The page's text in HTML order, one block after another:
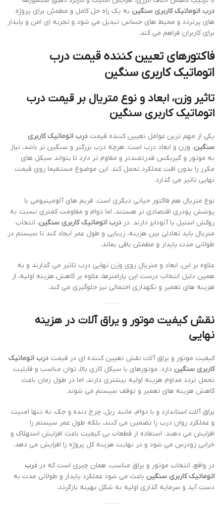
درب اتوماتیک کاربری سنگین به یک راه حل کامل و مطمئن برای پروژه
های پرتردد و محیط های حساس تبدیل می شود و تجربه ای امن و پایدار
برای کاربران فراهم می کند.
فاکتورهای تعیین کننده قیمت درب
اتوماتیک کاربری سنگین
تاثیر وزن، ابعاد و نوع متریال بر قیمت درب
اتوماتیک کاربری سنگین
یکی از مهم ترین عوامل تعیین کننده قیمت درب اتوماتیک کاربری
سنگین، وزن و ابعاد درب است. هرچه درب بزرگتر و سنگین تر باشد، نیاز
به موتور و گیربکس قدرتمندتر و مقاوم تر دارد تا بتواند سیکل های
مکرر را بدون افت عملکرد تحمل کند. این موضوع مستقیما روی قیمت
نهایی تاثیر می گذارد.
نوع متریال هم فاکتور حیاتی دیگری است. فریم های آلومینیومی با
پوشش پودری اقتصادی تر هستند، اما دوام و مقاومت کمتری نسبت به
روکش استیل یا آنودایز دارند. در درب اتوماتیک کاربری سنگین، انتخاب
متریال باید تعادلی بین هزینه، زیبایی و طول عمر ایجاد کند تا سیستم در
طولانی مدت پایدار و مطمئن باقی بماند.
علاوه بر این، ابعاد و متریال روی وزن نهایی درب تاثیر می گذارند و به
همین دلیل انتخاب درست این پارامترها، علاوه بر کاهش هزینه اولیه، از
هزینه های تعمیر و نگهداری احتمالی نیز جلوگیری می کند.
نقش کیفیت موتور و یراق آلات در هزینه
نهایی
کیفیت موتور و یراق آلات نقش تعیین کننده ای در قیمت درب اتوماتیک
کاربری سنگین دارد. موتورهای با سیکل کاری بالا، توان مناسب و قابلیت
تحمل تردد مداوم هزینه اولیه بیشتری دارند، اما در طول زمان باعث
کاهش هزینه های تعمیر و توقف سیستم می شوند.
یراق آلات استاندارد و با دوام، مانند ریل، چرخ دنده و جک، نه تنها امنیت
و عملکرد روان درب را تضمین می کنند، بلکه طول عمر سیستم را
افزایش می دهند. استفاده از قطعات بی کیفیت باعث افزایش استهلاک و
خرابی زودرس می شود و در نهایت هزینه کل پروژه را افزایش می دهد.
در واقع، انتخاب موتور و یراق مناسب، همان چیزی است که در درب
اتوماتیک کاربری سنگین باعث می شود عملکرد پایدار و طولانی مدت به
دست آید و سرمایه گذاری اولیه به شکل بهینه بازگردد.